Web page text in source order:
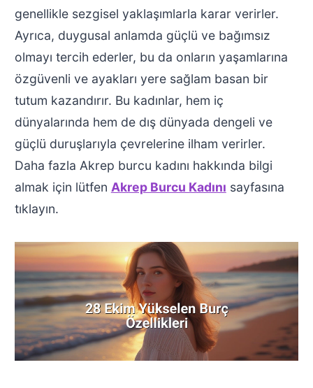
genellikle sezgisel yaklaşımlarla karar verirler.
Ayrıca, duygusal anlamda güçlü ve bağımsız
olmayı tercih ederler, bu da onların yaşamlarına
özgüvenli ve ayakları yere sağlam basan bir
tutum kazandırır. Bu kadınlar, hem iç
dünyalarında hem de dış dünyada dengeli ve
güçlü duruşlarıyla çevrelerine ilham verirler.
Daha fazla Akrep burcu kadını hakkında bilgi
almak için lütfen Akrep Burcu Kadını sayfasına
tıklayın.